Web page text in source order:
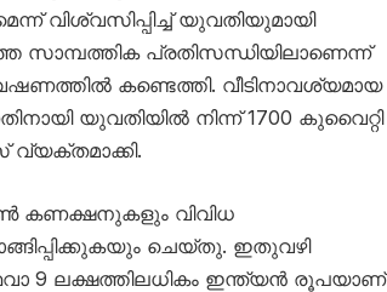
വിശ്വസിപ്പിച്ച് യുവതിയുമായി
സാമ്പത്തിക പ്രതിസന്ധിയിലാണെന്ന്
കണ്ടെത്തി. വീടിനാവശ്യമായ
യുവതിയിൽ നിന്ന് 1700 കുവൈറ്റി
വ്യക്തമാക്കി.
വിവിധ
ചെയ്തു. ഇതുവഴി
9 ലക്ഷത്തിലധികം ഇന്ത്യൻ രൂപയാണ്